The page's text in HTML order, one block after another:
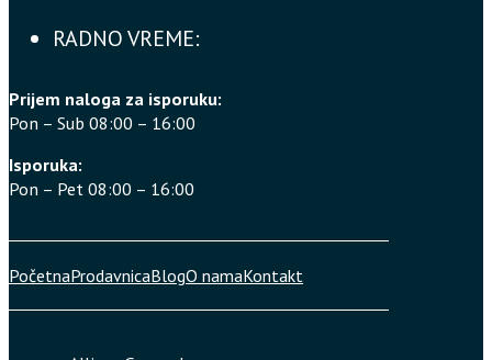
RADNO VREME:
Prijem naloga za isporuku:
Pon – Sub 08:00 – 16:00
Isporuka:
Pon – Pet 08:00 – 16:00
PočetnaProdavnicaBlogO namaKontakt